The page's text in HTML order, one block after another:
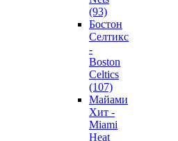
(93)
Бостон
Селтикс
-
Boston
Celtics
(107)
Майами
Хит -
Miami
Heat